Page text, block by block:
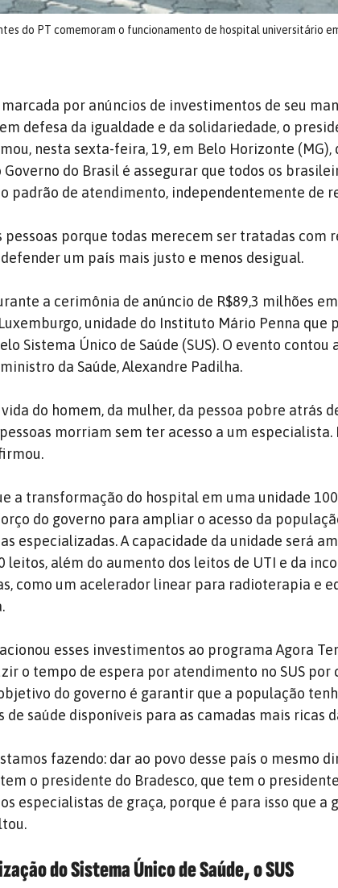
do PT comemoram o funcionamento de hospital universitário
por anúncios de investimentos de seu
defesa da igualdade e da solidariedade, o
nesta sexta-feira, 19, em Belo Horizonte (MG),
do Brasil é assegurar que todos os
padrão de atendimento, independentemente de
pessoas porque todas merecem ser tratadas com
um país mais justo e menos desigual.
a cerimônia de anúncio de R$89,3 milhões
unidade do Instituto Mário Penna que
Sistema Único de Saúde (SUS). O evento contou
da Saúde, Alexandre Padilha.
vida do homem, da mulher, da pessoa pobre atrás
morriam sem ter acesso a um especialista.
a transformação do hospital em uma unidade
do governo para ampliar o acesso da
especializadas. A capacidade da unidade será
leitos, além do aumento dos leitos de UTI e da
como um acelerador linear para radioterapia e
esses investimentos ao programa Agora
o tempo de espera por atendimento no SUS por
do governo é garantir que a população
de saúde disponíveis para as camadas mais ricas
fazendo: dar ao povo desse país o mesmo
o presidente do Bradesco, que tem o
especialistas de graça, porque é para isso que a
do Sistema Único de Saúde, o SUS